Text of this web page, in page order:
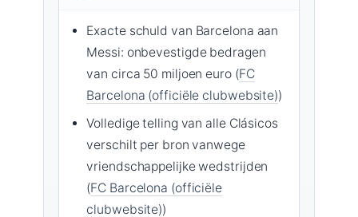
Exacte schuld van Barcelona aan
Messi: onbevestigde bedragen
van circa 50 miljoen euro (FC
Barcelona (officiële clubwebsite))
Volledige telling van alle Clásicos
verschilt per bron vanwege
vriendschappelijke wedstrijden
(FC Barcelona (officiële
clubwebsite))